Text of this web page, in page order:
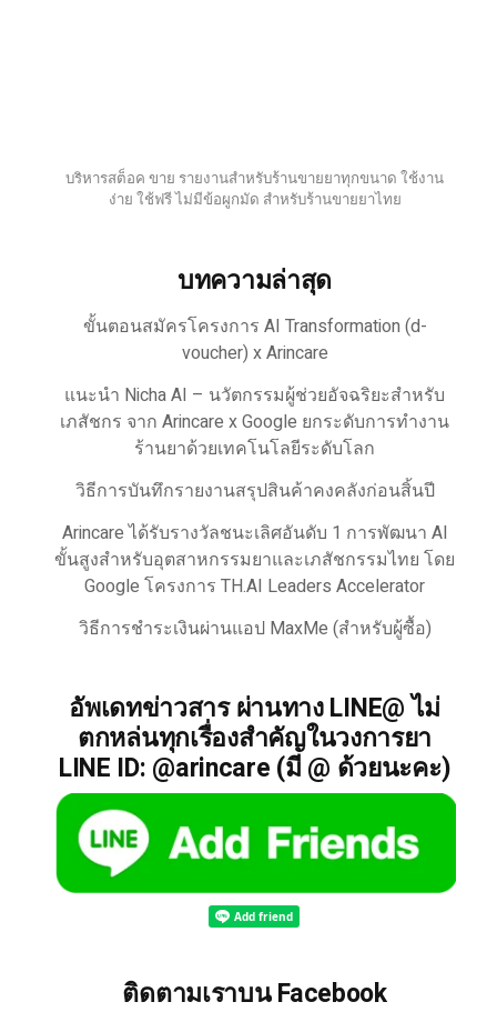
บริหารสต็อค ขาย รายงานสำหรับร้านขายยาทุกขนาด ใช้งาน
ง่าย ใช้ฟรี ไม่มีข้อผูกมัด สำหรับร้านขายยาไทย
บทความล่าสุด
ขั้นตอนสมัครโครงการ AI Transformation (d-
voucher) x Arincare
แนะนำ Nicha AI – นวัตกรรมผู้ช่วยอัจฉริยะสำหรับ
เภสัชกร จาก Arincare x Google ยกระดับการทำงาน
ร้านยาด้วยเทคโนโลยีระดับโลก
วิธีการบันทึกรายงานสรุปสินค้าคงคลังก่อนสิ้นปี
Arincare ได้รับรางวัลชนะเลิศอันดับ 1 การพัฒนา AI
ขั้นสูงสำหรับอุตสาหกรรมยาและเภสัชกรรมไทย โดย
Google โครงการ TH.AI Leaders Accelerator
วิธีการชำระเงินผ่านแอป MaxMe (สำหรับผู้ซื้อ)
อัพเดทข่าวสาร ผ่านทาง LINE@ ไม่
ตกหล่นทุกเรื่องสำคัญในวงการยา
LINE ID: @arincare (มี @ ด้วยนะคะ)
ติดตามเราบน Facebook